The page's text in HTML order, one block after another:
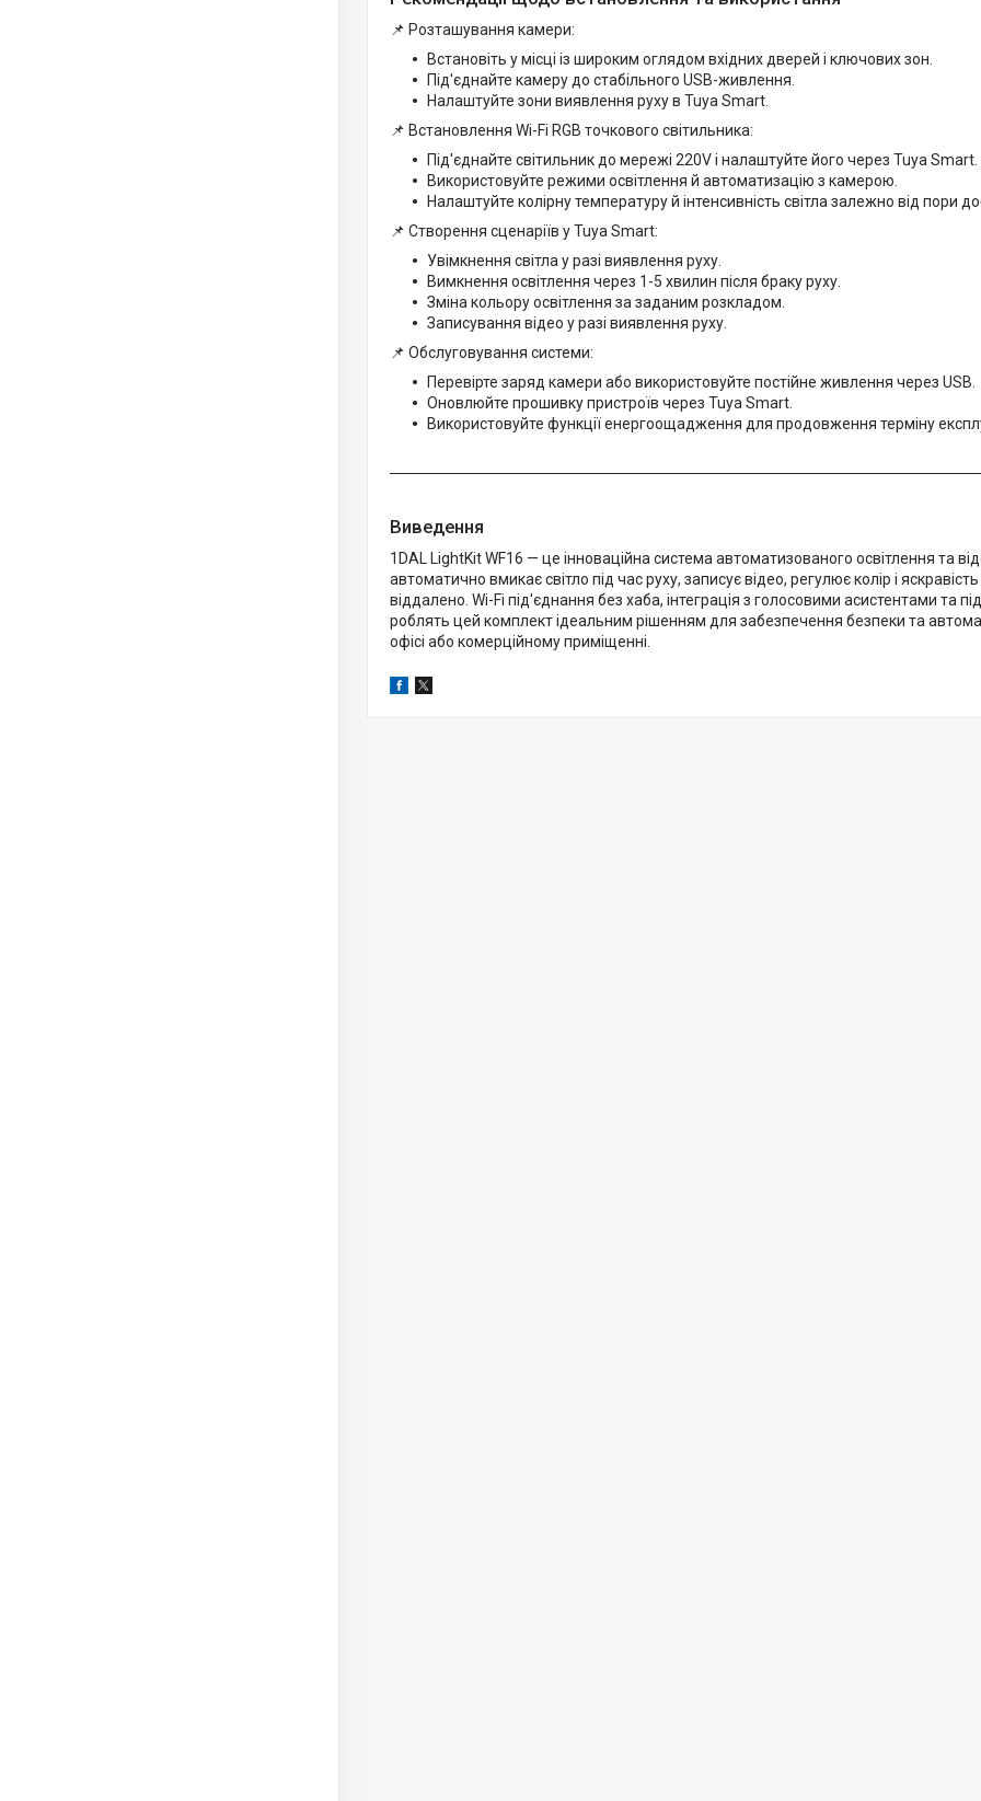
📌 Розташування камери:
Встановіть у місці із широким оглядом вхідних дверей і ключових зон.
Під'єднайте камеру до стабільного USB-живлення.
Налаштуйте зони виявлення руху в Tuya Smart.
📌 Встановлення Wi-Fi RGB точкового світильника:
Під'єднайте світильник до мережі 220V і налаштуйте його через Tuya Smart.
Використовуйте режими освітлення й автоматизацію з камерою.
Налаштуйте колірну температуру й інтенсивність світла залежно від пори
📌 Створення сценаріїв у Tuya Smart:
Увімкнення світла у разі виявлення руху.
Вимкнення освітлення через 1-5 хвилин після браку руху.
Зміна кольору освітлення за заданим розкладом.
Записування відео у разі виявлення руху.
📌 Обслуговування системи:
Перевірте заряд камери або використовуйте постійне живлення через USB.
Оновлюйте прошивку пристроїв через Tuya Smart.
Використовуйте функції енергоощадження для продовження терміну
Виведення
1DAL LightKit WF16 — це інноваційна система автоматизованого освітлення та
автоматично вмикає світло під час руху, записує відео, регулює колір і
віддалено. Wi-Fi під'єднання без хаба, інтеграція з голосовими асистентами та
роблять цей комплект ідеальним рішенням для забезпечення безпеки та
офісі або комерційному приміщенні.